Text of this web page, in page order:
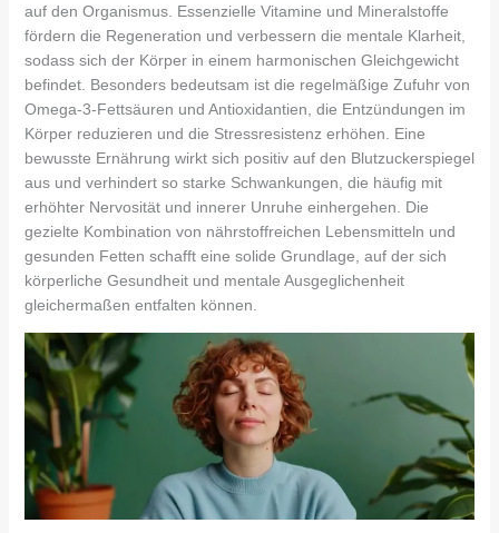
auf den Organismus. Essenzielle Vitamine und Mineralstoffe
fördern die Regeneration und verbessern die mentale Klarheit,
sodass sich der Körper in einem harmonischen Gleichgewicht
befindet. Besonders bedeutsam ist die regelmäßige Zufuhr von
Omega-3-Fettsäuren und Antioxidantien, die Entzündungen im
Körper reduzieren und die Stressresistenz erhöhen. Eine
bewusste Ernährung wirkt sich positiv auf den Blutzuckerspiegel
aus und verhindert so starke Schwankungen, die häufig mit
erhöhter Nervosität und innerer Unruhe einhergehen. Die
gezielte Kombination von nährstoffreichen Lebensmitteln und
gesunden Fetten schafft eine solide Grundlage, auf der sich
körperliche Gesundheit und mentale Ausgeglichenheit
gleichermaßen entfalten können.